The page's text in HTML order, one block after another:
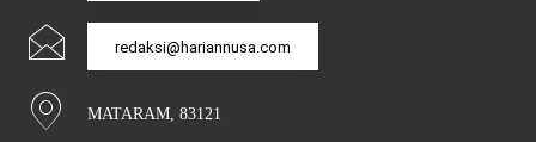
redaksi@hariannusa.com
MATARAM, 83121